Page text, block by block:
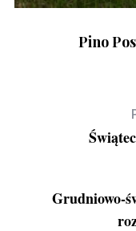
Pino
Grudniowo-